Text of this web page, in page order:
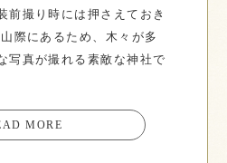
前撮り時には押さえておき
山際にあるため、木々が多
写真が撮れる素敵な神社で
MORE